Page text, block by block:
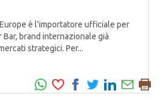
è l'importatore ufficiale per
brand internazionale già
strategici. Per...